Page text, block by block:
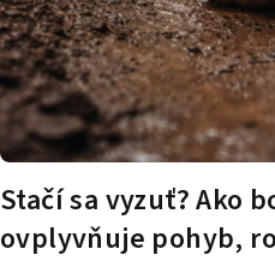
Stačí sa vyzuť? Ako
ovplyvňuje pohyb,